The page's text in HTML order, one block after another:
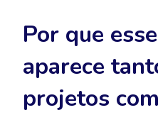
Por que
aparece
projetos